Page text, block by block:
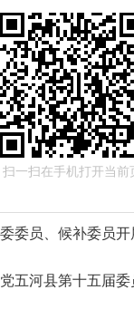
扫一扫在手机打开当前
委员、候补委员开
五河县第十五届